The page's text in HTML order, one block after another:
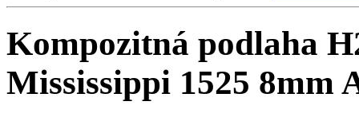
Kompozitná podlaha
Mississippi 1525 8mm